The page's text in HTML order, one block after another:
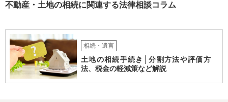
不動産・土地の相続に関連する法律相談コラム
相続・遺言
土地の相続手続き│分割方法や評価方
法、税金の軽減策など解説